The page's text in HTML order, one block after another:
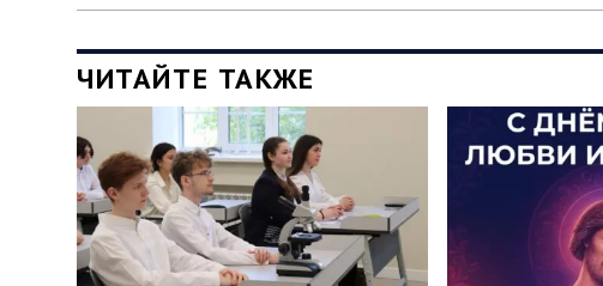
ЧИТАЙТЕ ТАКЖЕ